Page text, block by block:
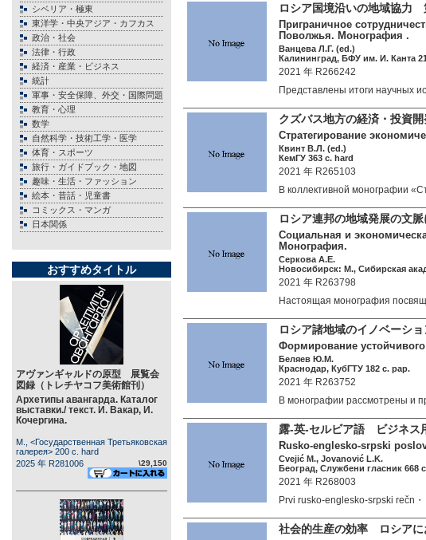
シベリア・極東
東洋学・中央アジア・カフカス
政治・社会
法律・行政
経済・産業・ビジネス
統計
軍事・安全保障、外交・国際問題
教育・心理
数学
自然科学・技術工学・医学
体育・スポーツ
旅行・ガイドブック・地図
趣味・生活・ファッション
絵本・昔話・児童書
コミックス・マンガ
日本関係
おすすめタイトル
アヴァンギャルドの原型 展覧会
図録（トレチヤコフ美術館刊）
Архетипы авангарда. Каталог
выставки./ текст. И. Вакар, И.
Кочергина.
М., <Государственная Третьяковская
галерея> 200 c. hard
2025 年 R281006
\29,150
ロシア国境沿いの地域協力
Приграничное
Поволжья. Монография .
Ванцева Л.Г. (ed.)
Калининград, БФУ им. И. Канта
2021 年 R266242
Представлены итоги научных
クズバス地方の経済・投資
Стратегирование
Квинт В.Л. (ed.)
КемГУ 363 c. hard
2021 年 R265103
В коллективной монографии
ロシア連邦の地域発展の文
Социальная и
Монография.
Серкова А.Е.
Новосибирск: М., Сибирская
2021 年 R263798
Настоящая монография
ロシア諸地域のイノベーシ
Формирование
Беляев Ю.М.
Краснодар, КубГТУ 182 c. pap.
2021 年 R263752
В монографии рассмотрены и
露-英-セルビア語 ビジネス
Rusko-englesko-srpski
Cvejić M., Jovanović L.K.
Београд, Службени гласник 668
2021 年 R268003
Prvi rusko-englesko-srpski rečn・
社会的生産の効率 ロシアに